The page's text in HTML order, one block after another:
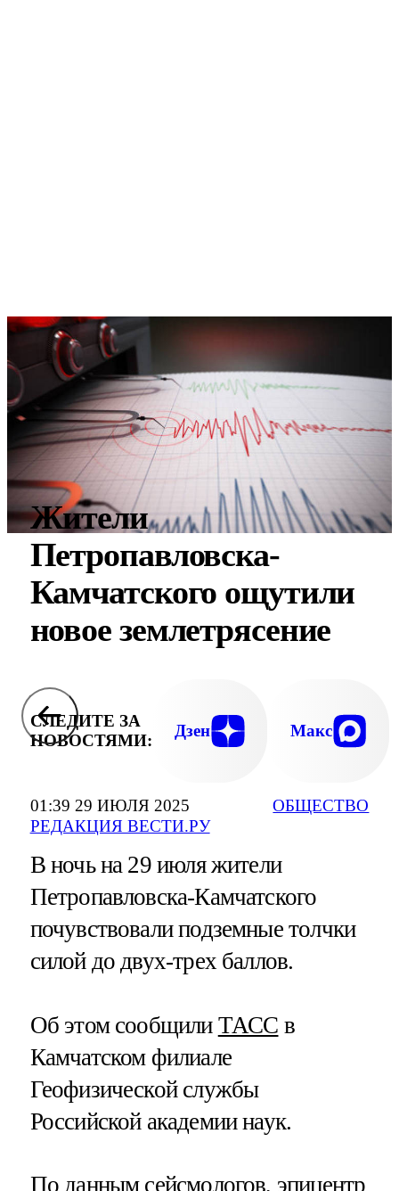
01:39 29 ИЮЛЯ 2025
РЕДАКЦИЯ ВЕСТИ.РУ
ОБЩЕСТВО
Жители
Петропавловска-
Камчатского ощутили
новое землетрясение
СЛЕДИТЕ ЗА
НОВОСТЯМИ:
Дзен Макс
В ночь на 29 июля жители
Петропавловска-Камчатского
почувствовали подземные толчки
силой до двух-трех баллов.
Об этом сообщили ТАСС в
Камчатском филиале
Геофизической службы
Российской академии наук.
По данным сейсмологов, эпицентр